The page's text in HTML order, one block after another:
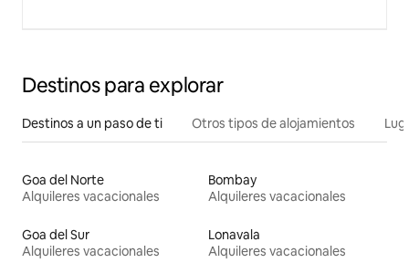
Destinos para explorar
Destinos a un paso de ti Otros tipos de alojamientos
Goa del Norte
Alquileres vacacionales
Bombay
Alquileres vacacionales
Goa del Sur
Alquileres vacacionales
Lonavala
Alquileres vacacionales